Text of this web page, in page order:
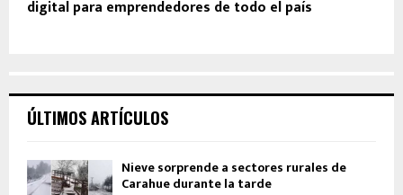
digital para emprendedores de todo el país
ÚLTIMOS ARTÍCULOS
Nieve sorprende a sectores rurales de
Carahue durante la tarde